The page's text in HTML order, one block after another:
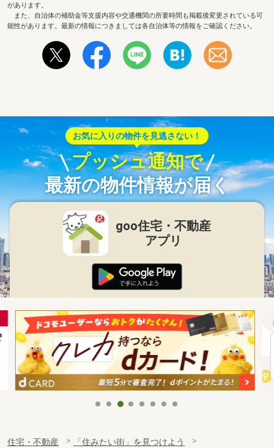
があります。
また、自治体の補助金等支援内容や交通機関の所要時間も掲載後変更されている可
能性があります。最新の情報につきましては各自治体等の情報をご確認ください。
お気に入りの物件を見逃さない！
プッシュ通知で
最新の物件情報が届く
goo住宅・不動産
アプリ
住宅・不動産
「住みたい街」を見つけよう